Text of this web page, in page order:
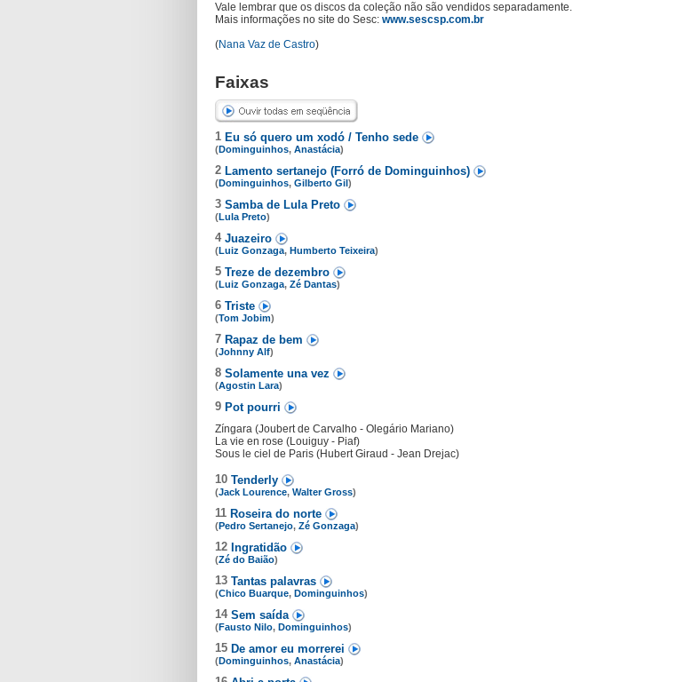
Vale lembrar que os discos da coleção não são vendidos separadamente.
Mais informações no site do Sesc: www.sescsp.com.br
(Nana Vaz de Castro)
Faixas
1 Eu só quero um xodó / Tenho sede
(Dominguinhos, Anastácia)
2 Lamento sertanejo (Forró de Dominguinhos)
(Dominguinhos, Gilberto Gil)
3 Samba de Lula Preto
(Lula Preto)
4 Juazeiro
(Luiz Gonzaga, Humberto Teixeira)
5 Treze de dezembro
(Luiz Gonzaga, Zé Dantas)
6 Triste
(Tom Jobim)
7 Rapaz de bem
(Johnny Alf)
8 Solamente una vez
(Agostin Lara)
9 Pot pourri
Zíngara (Joubert de Carvalho - Olegário Mariano)
La vie en rose (Louiguy - Piaf)
Sous le ciel de Paris (Hubert Giraud - Jean Drejac)
10 Tenderly
(Jack Lourence, Walter Gross)
11 Roseira do norte
(Pedro Sertanejo, Zé Gonzaga)
12 Ingratidão
(Zé do Baião)
13 Tantas palavras
(Chico Buarque, Dominguinhos)
14 Sem saída
(Fausto Nilo, Dominguinhos)
15 De amor eu morrerei
(Dominguinhos, Anastácia)